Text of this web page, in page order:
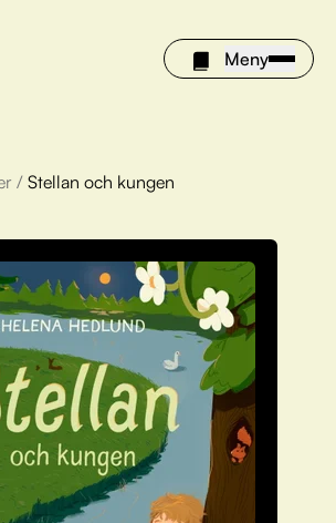
Meny
bokvalet
/ Stellan och kungen